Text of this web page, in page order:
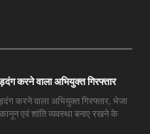
करने वाला अभियुक्त गिरफ्तार
करने वाला अभियुक्त गिरफ्तार, भेजा
एवं शांति व्यवस्था बनाए रखने के